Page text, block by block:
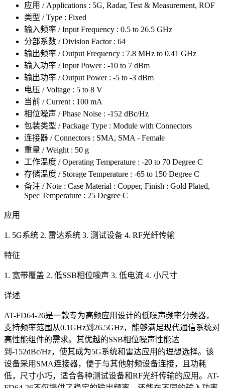
应用 / Applications : 5G, Radar, Test & Measurement, ROF
类型 / Type : Fixed
输入频率 / Input Frequency : 0.5 to 26.5 GHz
分部系数 / Division Factor : 64
输出频率 / Output Frequency : 7.8 MHz to 0.41 GHz
输入功率 / Input Power : -10 to 7 dBm
输出功率 / Output Power : -5 to -3 dBm
电压 / Voltage : 5 to 8 V
当前 / Current : 100 mA
相位噪声 / Phase Noise : -152 dBc/Hz
包装类型 / Package Type : Module with Connectors
连接器 / Connectors : SMA, SMA - Female
重量 / Weight : 50 g
工作温度 / Operating Temperature : -20 to 70 Degree C
存储温度 / Storage Temperature : -65 to 150 Degree C
备注 / Note : Case Material : Copper, Finish : Gold Plated,
Spec Temperature : 25 Degree C
应用
1. 5G系统 2. 雷达系统 3. 测试设备 4. RF光纤传输
特征
1. 宽带覆盖 2. 低SSB相位噪声 3. 低电流 4. 小尺寸
详述
AT-FD64-26是一款专为高频应用设计的低噪声频率分频器，
支持频率范围从0.1GHz到26.5GHz，能够满足现代通信系统对
高性能组件的需求。其优越的SSB相位噪声性能达
到-152dBc/Hz，使其成为5G系统和雷达应用的理想选择。该
设备采用SMA连接器，便于与其他射频设备连接，且功耗
低，尺寸小巧，适合各种测试设备和RF光纤传输的应用。AT-